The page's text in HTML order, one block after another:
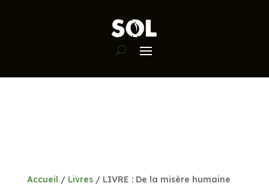
Accueil / Livres/ LIVRE : De la misère humaine